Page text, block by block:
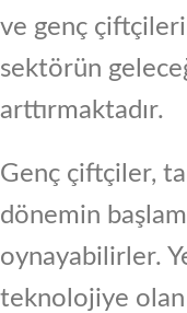
ve genç
sektörün
arttırmaktadır.
Genç çiftçiler,
dönemin
oynayabilirler.
teknolojiye